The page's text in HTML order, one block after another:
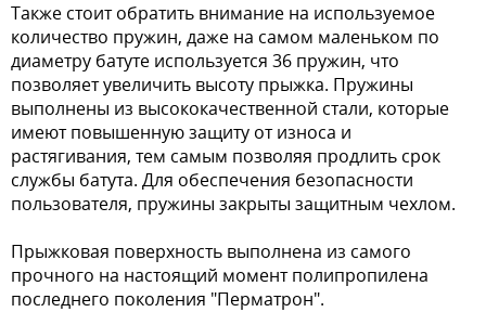
Также стоит обратить внимание на используемое
количество пружин, даже на самом маленьком по
диаметру батуте используется 36 пружин, что
позволяет увеличить высоту прыжка. Пружины
выполнены из высококачественной стали, которые
имеют повышенную защиту от износа и
растягивания, тем самым позволяя продлить срок
службы батута. Для обеспечения безопасности
пользователя, пружины закрыты защитным чехлом.
Прыжковая поверхность выполнена из самого
прочного на настоящий момент полипропилена
последнего поколения "Перматрон".